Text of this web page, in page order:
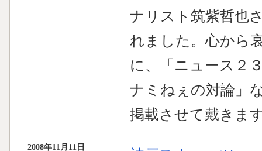
ナリスト筑紫哲也
れました。心から
に、「ニュース２
ナミねぇの対論」
掲載させて戴きま
2008年11月11日